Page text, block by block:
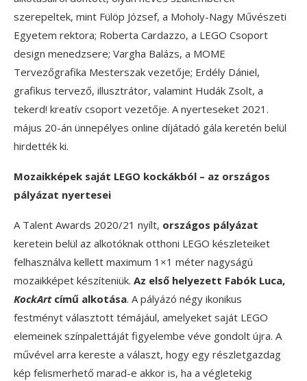
szerepeltek, mint Fülöp József, a Moholy-Nagy Művészeti
Egyetem rektora; Roberta Cardazzo, a LEGO Csoport
design menedzsere; Vargha Balázs, a MOME
Tervezőgrafika Mesterszak vezetője; Erdély Dániel,
grafikus tervező, illusztrátor, valamint Hudák Zsolt, a
tekerd! kreatív csoport vezetője. A nyerteseket 2021.
május 20-án ünnepélyes online díjátadó gála keretén belül
hirdették ki.
Mozaikképek saját LEGO kockákból – az országos
pályázat nyertesei
A Talent Awards 2020/21 nyílt, országos pályázat
keretein belül az alkotóknak otthoni LEGO készleteiket
felhasználva kellett maximum 1×1 méter nagyságú
mozaikképet készíteniük. Az első helyezett Fabók Luca,
KockArtcímű alkotása. A pályázó négy ikonikus
festményt választott témájául, amelyeket saját LEGO
elemeinek színpalettáját figyelembe véve gondolt újra. A
művével arra kereste a választ, hogy egy részletgazdag
kép felismerhető marad-e akkor is, ha a végletekig